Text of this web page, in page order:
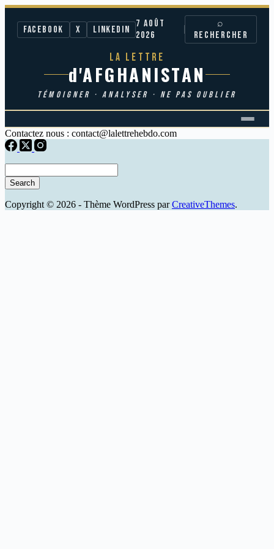
Facebook X LinkedIn
7 AOÛT
2026
⌕
RECHERCHER
LA LETTRE
d'AFGHANISTAN
TÉMOIGNER · ANALYSER · NE PAS OUBLIER
Passer
au
contenu
Contactez nous : contact@lalettrehebdo.com
Copyright © 2026 - Thème WordPress parCreativeThemes.